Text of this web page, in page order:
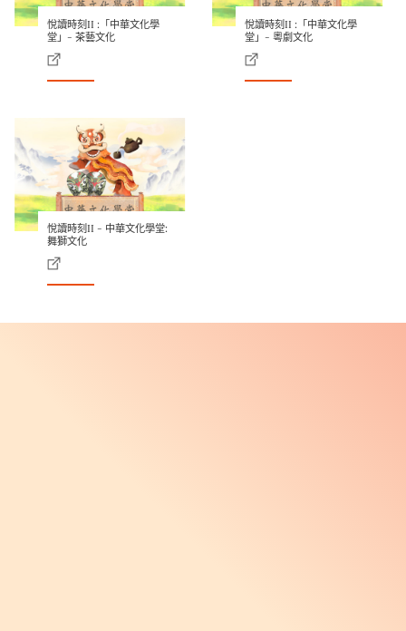
悅讀時刻II :「中華文化學
堂」- 茶藝文化
悅讀時刻II :「中華文化學
堂」- 粵劇文化
悅讀時刻II - 中華文化學堂:
舞獅文化